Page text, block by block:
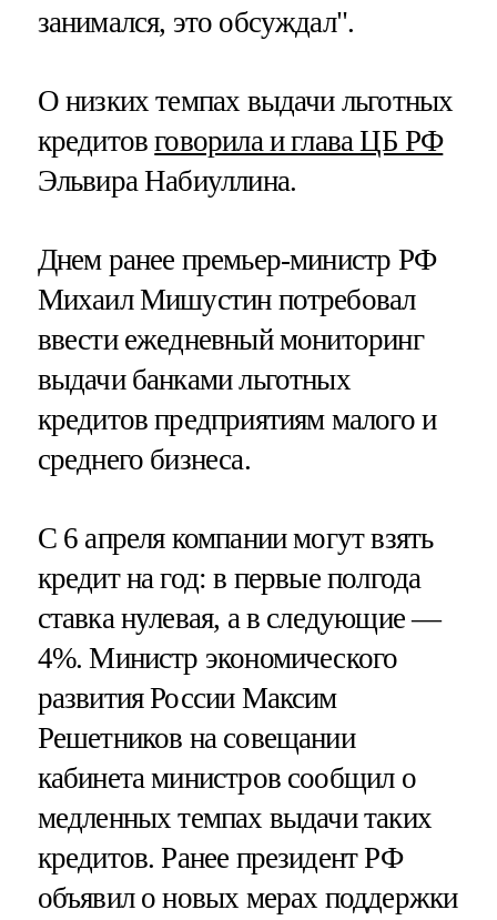
занимался, это обсуждал".
О низких темпах выдачи льготных
кредитовговорила и глава ЦБ РФ
Эльвира Набиуллина.
Днем ранее премьер-министр РФ
Михаил Мишустин потребовал
ввести ежедневный мониторинг
выдачи банками льготных
кредитов предприятиям малого и
среднего бизнеса.
С 6 апреля компании могут взять
кредит на год: в первые полгода
ставка нулевая, а в следующие —
4%. Министр экономического
развития России Максим
Решетников на совещании
кабинета министров сообщил о
медленных темпах выдачи таких
кредитов. Ранее президент РФ
объявил о новых мерах поддержки